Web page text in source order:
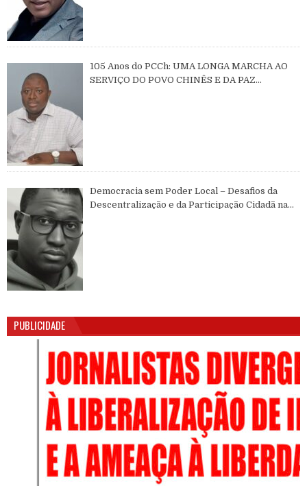
105 Anos do PCCh: UMA LONGA MARCHA AO
SERVIÇO DO POVO CHINÊS E DA PAZ
Democracia sem Poder Local – Desafios da
Descentralização e da Participação Cidadã na
PUBLICIDADE